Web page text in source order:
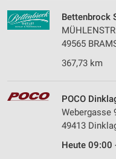
Bettenbrock
49565
367,73 km
POCO
Webergasse
49413
Heute 09:00